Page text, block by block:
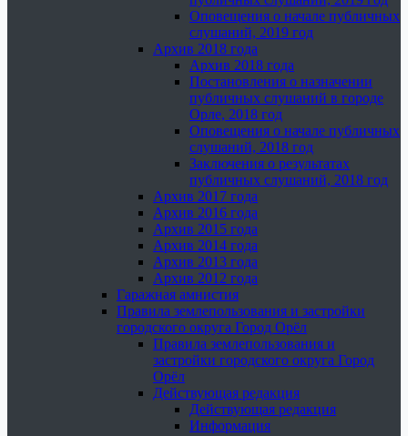
Оповещения о начале публичных
слушаний, 2019 год
Архив 2018 года
Архив 2018 года
Постановления о назначении
публичных слушаний в городе
Орле, 2018 год
Оповещения о начале публичных
слушаний, 2018 год
Заключения о результатах
публичных слушаний, 2018 год
Архив 2017 года
Архив 2016 года
Архив 2015 года
Архив 2014 года
Архив 2013 года
Архив 2012 года
Гаражная амнистия
Правила землепользования и застройки
городского округа Город Орёл
Правила землепользования и
застройки городского округа Город
Орёл
Действующая редакция
Действующая редакция
Информация